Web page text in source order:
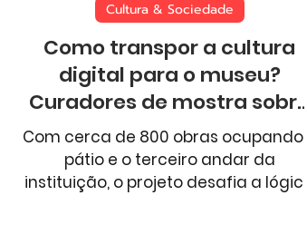
Como transpor a cultura
digital para o museu?
Curadores de mostra sobre
memes debatem processo
criativo no CCBB BH
Com cerca de 800 obras ocupando o
pátio e o terceiro andar da
instituição, o projeto desafia a lógica
Cultura & Sociedade